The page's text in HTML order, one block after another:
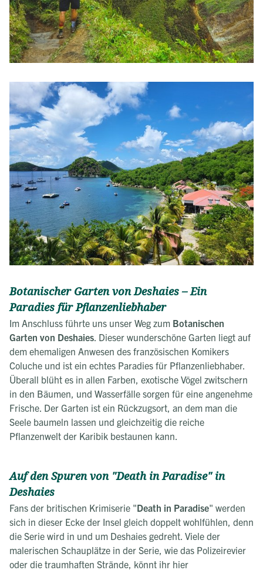
Botanischer Garten von Deshaies – Ein
Paradies für Pflanzenliebhaber
Im Anschluss führte uns unser Weg zum Botanischen
Garten von Deshaies . Dieser wunderschöne Garten liegt auf
dem ehemaligen Anwesen des französischen Komikers
Coluche und ist ein echtes Paradies für Pflanzenliebhaber.
Überall blüht es in allen Farben, exotische Vögel zwitschern
in den Bäumen, und Wasserfälle sorgen für eine angenehme
Frische. Der Garten ist ein Rückzugsort, an dem man die
Seele baumeln lassen und gleichzeitig die reiche
Pflanzenwelt der Karibik bestaunen kann.
Auf den Spuren von "Death in Paradise" in
Deshaies
Fans der britischen Krimiserie "Death in Paradise" werden
sich in dieser Ecke der Insel gleich doppelt wohlfühlen, denn
die Serie wird in und um Deshaies gedreht. Viele der
malerischen Schauplätze in der Serie, wie das Polizeirevier
oder die traumhaften Strände, könnt ihr hier